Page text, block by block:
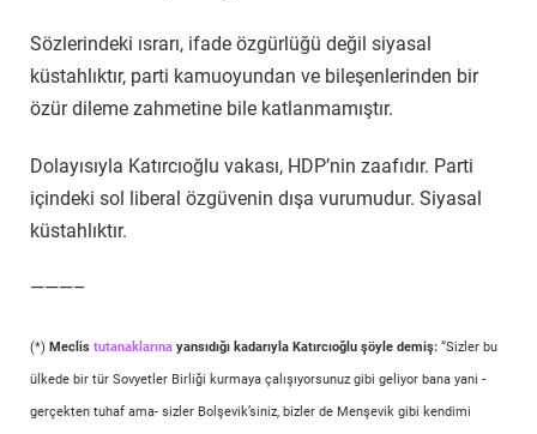
Sözlerindeki ısrarı, ifade özgürlüğü değil siyasal
küstahlıktır, parti kamuoyundan ve bileşenlerinden bir
özür dileme zahmetine bile katlanmamıştır.
Dolayısıyla Katırcıoğlu vakası, HDP’nin zaafıdır. Parti
içindeki sol liberal özgüvenin dışa vurumudur. Siyasal
küstahlıktır.
———–
(*) Meclis tutanaklarına yansıdığı kadarıyla Katırcıoğlu şöyle demiş: “Sizler bu
ülkede bir tür Sovyetler Birliği kurmaya çalışıyorsunuz gibi geliyor bana yani -
gerçekten tuhaf ama- sizler Bolşevik’siniz, bizler de Menşevik gibi kendimi